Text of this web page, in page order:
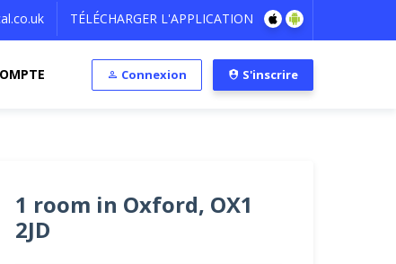
TÉLÉCHARGER L'APPLICATION
Connexion S'inscrire
1 room in Oxford, OX1
2JD